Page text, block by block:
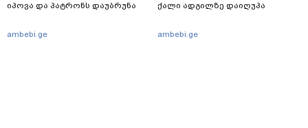
იპოვა და პატრონს დაუბრუნა
ambebi.ge
ქალი ადგილზე დაიღუპა
ambebi.ge